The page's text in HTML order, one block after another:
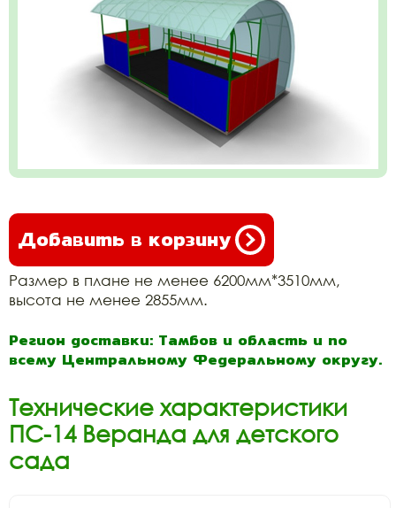
Добавить в корзину
Размер в плане не менее 6200мм*3510мм,
высота не менее 2855мм.
Регион доставки: Тамбов и область и по
всему Центральному Федеральному округу.
Технические характеристики
ПС-14 Веранда для детского
сада